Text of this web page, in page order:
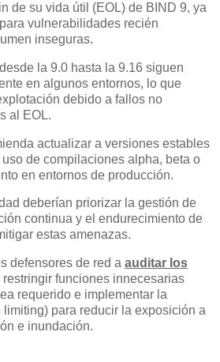
de su vida útil (EOL) de BIND 9, ya
vulnerabilidades recién
inseguras.
la 9.0 hasta la 9.16 siguen
en algunos entornos, lo que
debido a fallos no
al EOL.
actualizar a versiones estables
de compilaciones alpha, beta o
en entornos de producción.
deberían priorizar la gestión de
continua y el endurecimiento de
estas amenazas.
defensores de red a auditar los
restringir funciones innecesarias
requerido e implementar la
limiting) para reducir la exposición a
e inundación.